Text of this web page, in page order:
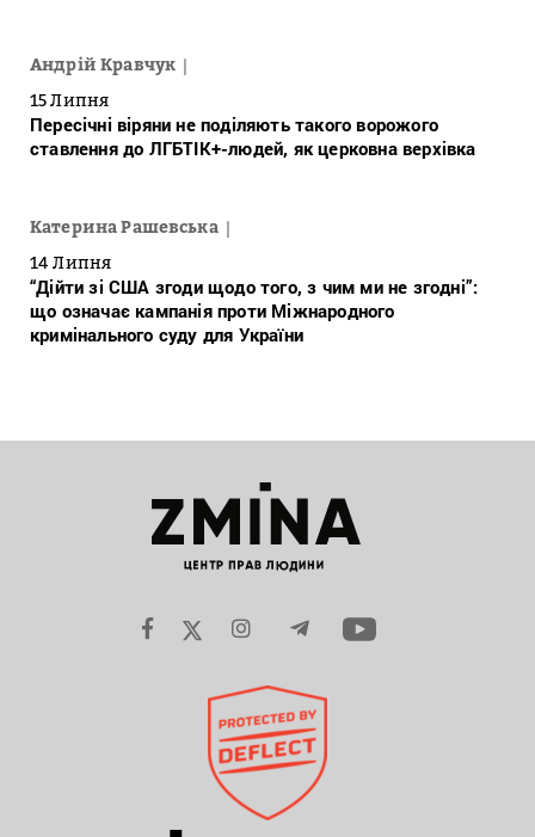
Андрій Кравчук
15 Липня
Пересічні віряни не поділяють такого ворожого
ставлення до ЛГБТІК+-людей, як церковна верхівка
Катерина Рашевська
14 Липня
“Дійти зі США згоди щодо того, з чим ми не згодні”:
що означає кампанія проти Міжнародного
кримінального суду для України